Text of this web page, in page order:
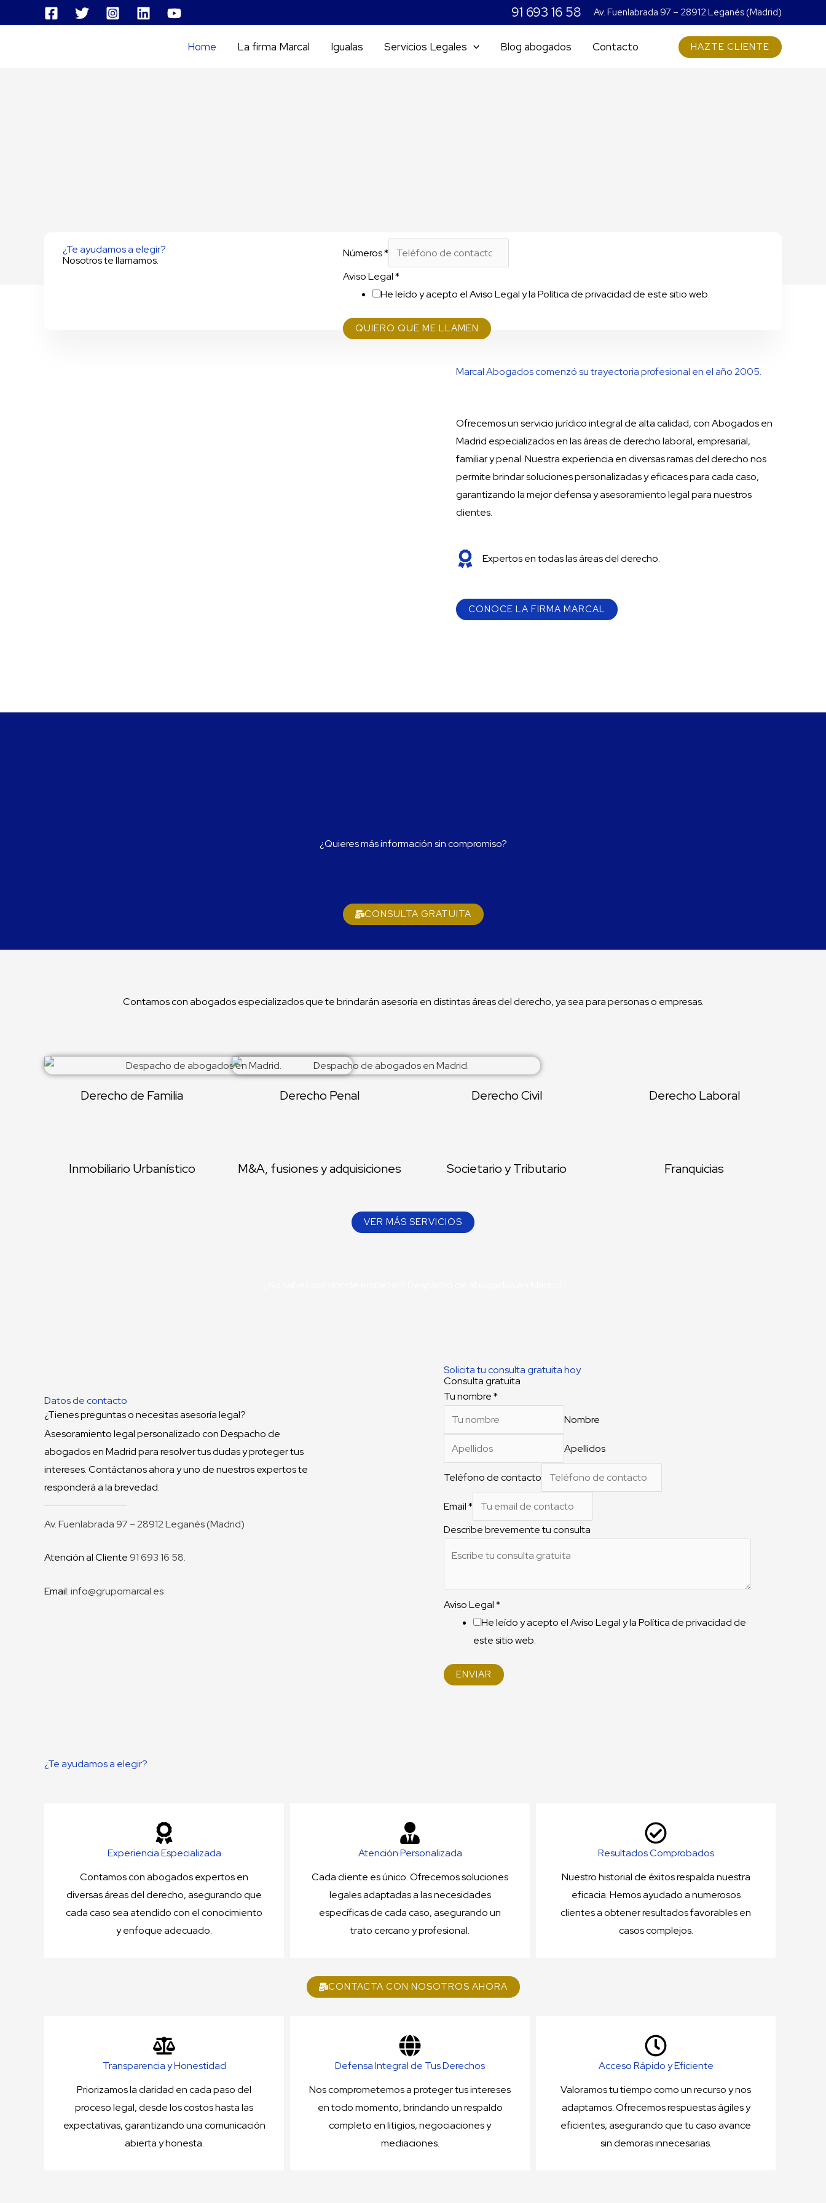
al
91 693 16 58 Av. Fuenlabrada 97 – 28912 Leganés (Madrid)
Home La firma Marcal Igualas Servicios Legales Blog abogados Contacto HAZTE CLIENTE
¿Te ayudamos a elegir?
Nosotros te llamamos.
Números*
Aviso Legal*
He leído y acepto el Aviso Legal y la Política de privacidad de este sitio web.
QUIERO QUE ME LLAMEN
Marcal Abogados comenzó su trayectoria profesional en el año 2005.
Ofrecemos un servicio jurídico integral de alta calidad, con Abogados en
Madrid especializados en las áreas de derecho laboral, empresarial,
familiar y penal. Nuestra experiencia en diversas ramas del derecho nos
permite brindar soluciones personalizadas y eficaces para cada caso,
garantizando la mejor defensa y asesoramiento legal para nuestros
clientes.
Expertos en todas las áreas del derecho.
CONOCE LA FIRMA MARCAL
¿Quieres más información sin compromiso?
CONSULTA GRATUITA
Contamos con abogados especializados que te brindarán asesoría en distintas áreas del derecho, ya sea para personas o empresas.
Derecho de Familia Derecho Penal Derecho Civil Derecho Laboral
Inmobiliario Urbanístico M&A, fusiones y adquisiciones Societario y Tributario Franquicias
VER MÁS SERVICIOS
Datos de contacto
¿Tienes preguntas o necesitas asesoría legal?
Asesoramiento legal personalizado con Despacho de
abogados en Madrid para resolver tus dudas y proteger tus
intereses. Contáctanos ahora y uno de nuestros expertos te
responderá a la brevedad.
Av. Fuenlabrada 97 – 28912 Leganés (Madrid)
Atención al Cliente91 693 16 58.
Email:info@grupomarcal.es
Solicita tu consulta gratuita hoy
Consulta gratuita
Tu nombre*
Nombre
Apellidos
Teléfono de contacto
Email*
Describe brevemente tu consulta
Aviso Legal*
He leído y acepto el Aviso Legal y la Política de privacidad de
este sitio web.
ENVIAR
¿Te ayudamos a elegir?
Experiencia Especializada
Contamos con abogados expertos en
diversas áreas del derecho, asegurando que
cada caso sea atendido con el conocimiento
y enfoque adecuado.
Atención Personalizada
Cada cliente es único. Ofrecemos soluciones
legales adaptadas a las necesidades
específicas de cada caso, asegurando un
trato cercano y profesional.
Resultados Comprobados
Nuestro historial de éxitos respalda nuestra
eficacia. Hemos ayudado a numerosos
clientes a obtener resultados favorables en
casos complejos.
CONTACTA CON NOSOTROS AHORA
Transparencia y Honestidad
Priorizamos la claridad en cada paso del
proceso legal, desde los costos hasta las
expectativas, garantizando una comunicación
abierta y honesta.
Defensa Integral de Tus Derechos
Nos comprometemos a proteger tus intereses
en todo momento, brindando un respaldo
completo en litigios, negociaciones y
mediaciones.
Acceso Rápido y Eficiente
Valoramos tu tiempo como un recurso y nos
adaptamos. Ofrecemos respuestas ágiles y
eficientes, asegurando que tu caso avance
sin demoras innecesarias.